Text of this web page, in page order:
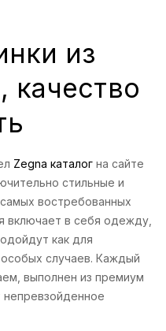
из
качество
Zegna каталог на сайте
стильные и
востребованных
включает в себя одежду,
как для
случаев. Каждый
выполнен из премиум
непревзойденное